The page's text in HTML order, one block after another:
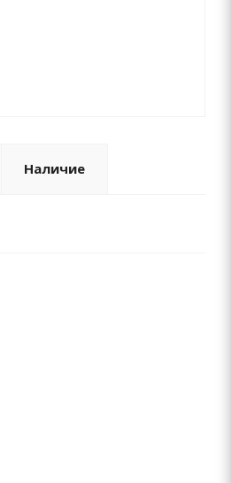
Наличие